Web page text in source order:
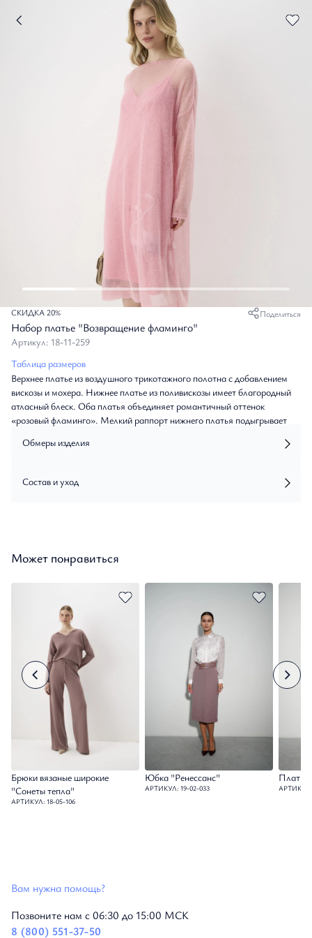
СКИДКА 20%
Набор платье "Возвращение фламинго"
Поделиться
Артикул: 18-11-259
Таблица размеров
Верхнее платье из воздушного трикотажного полотна с добавлением
вискозы и мохера. Нижнее платье из поливискозы имеет благородный
атласный блеск. Оба платья объединяет романтичный оттенок
«розовый фламинго». Мелкий раппорт нижнего платья подыгрывает
выполненный приёмом print placement – нанесён с левой стороны
этого образа началась история ALEXANDER BOGDANOV.
Подрезной лиф с V-образным вырезом и вытачками на тонких
Обмеры изделия
Состав и уход
Может понравиться
Брюки вязаные широкие
"Сонеты тепла"
АРТИКУЛ: 18-05-106
Юбка "Ренессанс"
АРТИКУЛ: 19-02-033
Платье
АРТИКУЛ:
Вам нужна помощь?
Позвоните нам с 06:30 до 15:00 МСК
8 (800) 551-37-50